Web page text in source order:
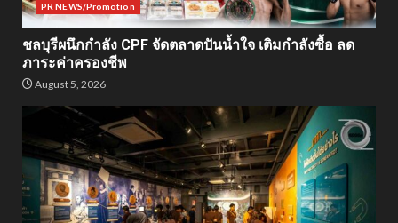
PR NEWS/Promotion
ชลบุรีผนึกกำลัง CPF จัดตลาดปันน้ำใจ เติมกำลังซื้อ ลด
ภาระค่าครองชีพ
August 5, 2026